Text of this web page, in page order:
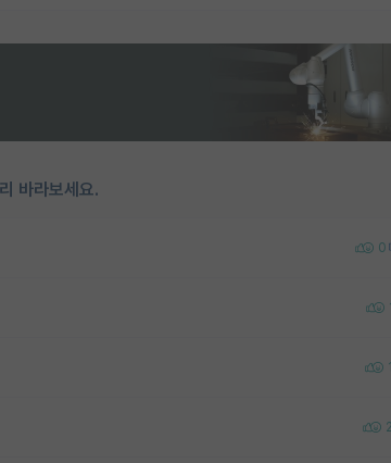
바라보세요.
0